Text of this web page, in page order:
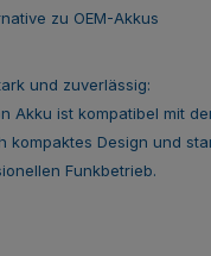
zu OEM-Akkus
und zuverlässig:
Akku ist kompatibel mit
kompaktes Design und
Funkbetrieb.